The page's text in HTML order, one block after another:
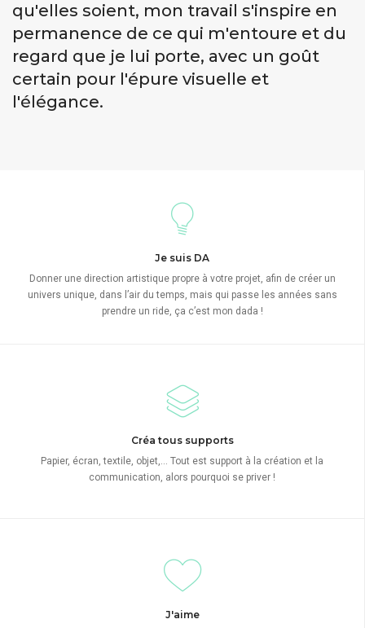
qu'elles soient, mon travail s'inspire en
permanence de ce qui m'entoure et du
regard que je lui porte, avec un goût
certain pour l'épure visuelle et
l'élégance.
Je suis DA
Donner une direction artistique propre à votre projet, afin de créer un
univers unique, dans l’air du temps, mais qui passe les années sans
prendre un ride, ça c’est mon dada !
Créa tous supports
Papier, écran, textile, objet,… Tout est support à la création et la
communication, alors pourquoi se priver !
J'aime